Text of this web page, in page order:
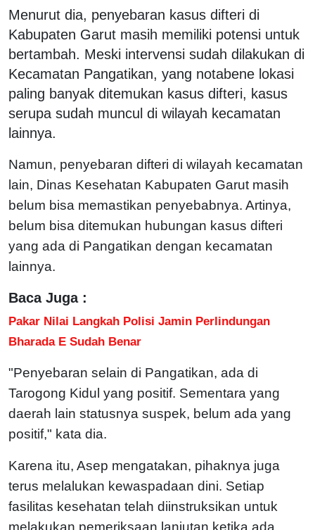
Menurut dia, penyebaran kasus difteri di
Kabupaten Garut masih memiliki potensi untuk
bertambah. Meski intervensi sudah dilakukan di
Kecamatan Pangatikan, yang notabene lokasi
paling banyak ditemukan kasus difteri, kasus
serupa sudah muncul di wilayah kecamatan
lainnya.
Namun, penyebaran difteri di wilayah kecamatan
lain, Dinas Kesehatan Kabupaten Garut masih
belum bisa memastikan penyebabnya. Artinya,
belum bisa ditemukan hubungan kasus difteri
yang ada di Pangatikan dengan kecamatan
lainnya.
Baca Juga :
Pakar Nilai Langkah Polisi Jamin Perlindungan
Bharada E Sudah Benar
"Penyebaran selain di Pangatikan, ada di
Tarogong Kidul yang positif. Sementara yang
daerah lain statusnya suspek, belum ada yang
positif," kata dia.
Karena itu, Asep mengatakan, pihaknya juga
terus melalukan kewaspadaan dini. Setiap
fasilitas kesehatan telah diinstruksikan untuk
melakukan pemeriksaan lanjutan ketika ada